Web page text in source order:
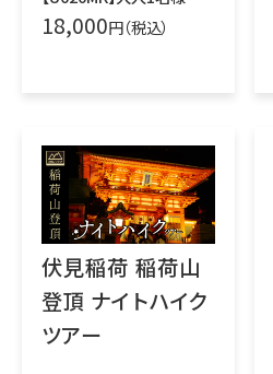
18,000円（税込）
伏見稲荷 稲荷山
登頂 ナイトハイク
ツアー